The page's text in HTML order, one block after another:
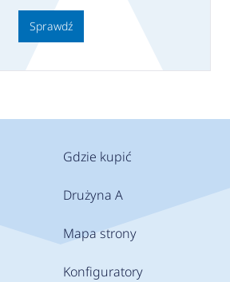
Sprawdź
Gdzie kupić
Drużyna A
Mapa strony
Konfiguratory